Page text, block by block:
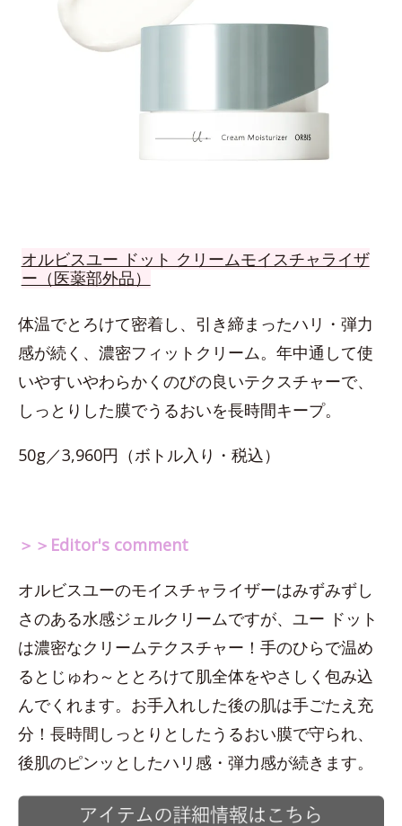
オルビスユー ドット クリームモイスチャライザ
ー（医薬部外品）
体温でとろけて密着し、引き締まったハリ・弾力
感が続く、濃密フィットクリーム。年中通して使
いやすいやわらかくのびの良いテクスチャーで、
しっとりした膜でうるおいを長時間キープ。
50g／3,960円（ボトル入り・税込）
＞＞Editor's comment
オルビスユーのモイスチャライザーはみずみずし
さのある水感ジェルクリームですが、ユー ドット
は濃密なクリームテクスチャー！手のひらで温め
るとじゅわ～ととろけて肌全体をやさしく包み込
んでくれます。お手入れした後の肌は手ごたえ充
分！長時間しっとりとしたうるおい膜で守られ、
後肌のピンッとしたハリ感・弾力感が続きます。